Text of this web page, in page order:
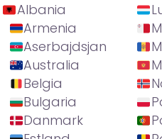
Albania
Armenia
Aserbajdsjan
Australia
Belgia
Bulgaria
Danmark